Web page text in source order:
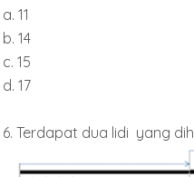
a. 11
b. 14
c. 15
d. 17
6. Terdapat dua lidi yang